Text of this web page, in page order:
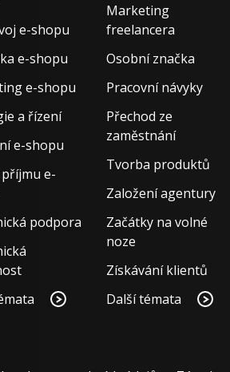
e-shopu
e-shopu
e-shopu
a řízení
e-shopu
e-
podpora
Marketing
freelancera
Osobní značka
Pracovní návyky
Přechod ze
zaměstnání
Tvorba produktů
Založení agentury
Začátky na volné
noze
Získávání klientů
Další témata